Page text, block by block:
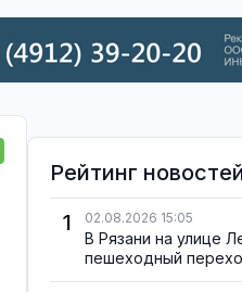
Рейтинг
1
02.08.2026 15:05
В Рязани на улице
пешеходный